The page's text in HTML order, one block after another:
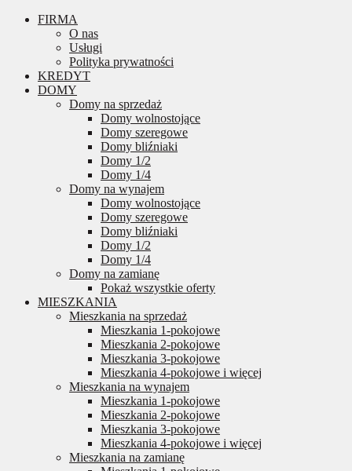
FIRMA
O nas
Usługi
Polityka prywatności
KREDYT
DOMY
Domy na sprzedaż
Domy wolnostojące
Domy szeregowe
Domy bliźniaki
Domy 1/2
Domy 1/4
Domy na wynajem
Domy wolnostojące
Domy szeregowe
Domy bliźniaki
Domy 1/2
Domy 1/4
Domy na zamianę
Pokaż wszystkie oferty
MIESZKANIA
Mieszkania na sprzedaż
Mieszkania 1-pokojowe
Mieszkania 2-pokojowe
Mieszkania 3-pokojowe
Mieszkania 4-pokojowe i więcej
Mieszkania na wynajem
Mieszkania 1-pokojowe
Mieszkania 2-pokojowe
Mieszkania 3-pokojowe
Mieszkania 4-pokojowe i więcej
Mieszkania na zamianę